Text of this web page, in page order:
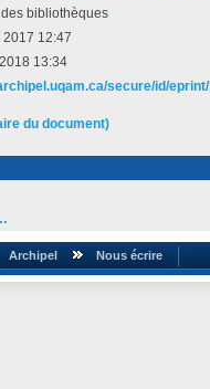
bibliothèques
2017 12:47
13:34
secure/id/
du document)
Archipel Nous écrire